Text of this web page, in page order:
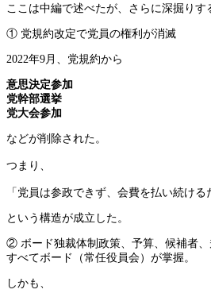
ここは中編で述べたが、さらに深掘りす
① 党規約改定で党員の権利が消滅
2022年9月、党規約から
意思決定参加
党幹部選挙
党大会参加
などが削除された。
つまり、
「党員は参政できず、会費を払い続ける
という構造が成立した。
② ボード独裁体制政策、予算、候補者
すべてボード（常任役員会）が掌握。
しかも、